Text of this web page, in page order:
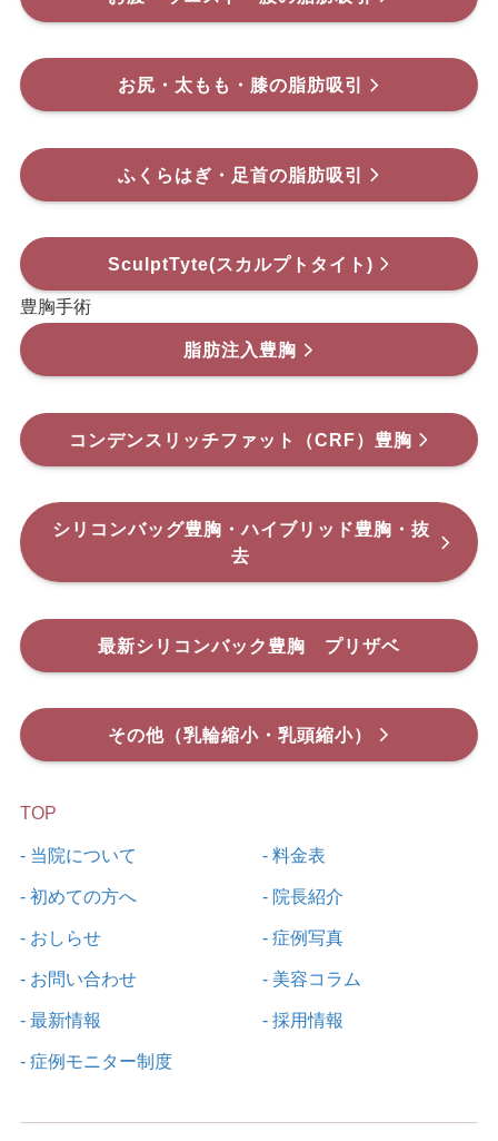
お尻・太もも・膝の脂肪吸引
ふくらはぎ・足首の脂肪吸引
SculptTyte(スカルプトタイト)
豊胸手術
脂肪注入豊胸
コンデンスリッチファット（CRF）豊胸
シリコンバッグ豊胸・ハイブリッド豊胸・抜
去
最新シリコンバック豊胸 プリザベ
その他（乳輪縮小・乳頭縮小）
TOP
- 当院について
- 初めての方へ
- おしらせ
- お問い合わせ
- 最新情報
- 症例モニター制度
- 料金表
- 院長紹介
- 症例写真
- 美容コラム
- 採用情報